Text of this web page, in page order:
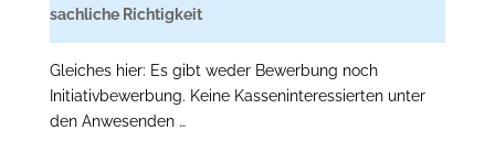
sachliche Richtigkeit
Gleiches hier: Es gibt weder Bewerbung noch
Initiativbewerbung. Keine Kasseninteressierten unter
den Anwesenden …